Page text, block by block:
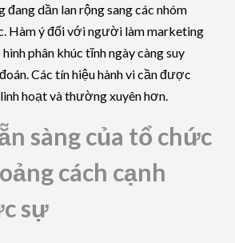
dần lan rộng sang các nhóm
Hàm ý đối với người làm marketing
phân khúc tĩnh ngày càng suy
Các tín hiệu hành vi cần được
hoạt và thường xuyên hơn.
sàng của tổ chức
cách cạnh
sự